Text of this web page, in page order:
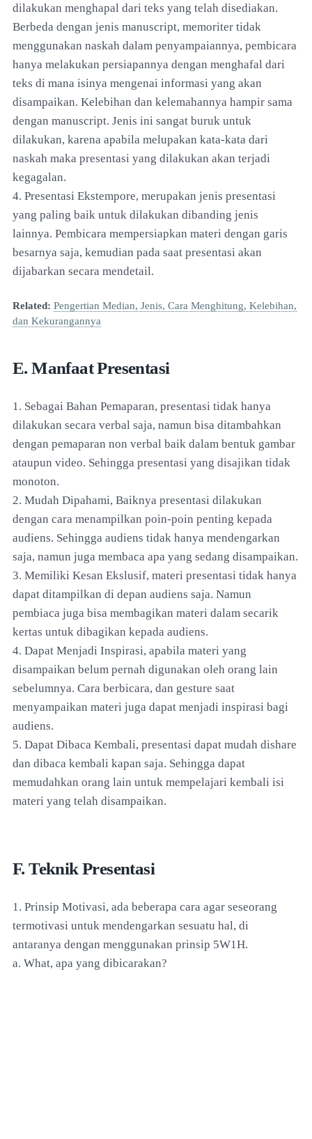
dilakukan menghapal dari teks yang telah disediakan.
Berbeda dengan jenis manuscript, memoriter tidak
menggunakan naskah dalam penyampaiannya, pembicara
hanya melakukan persiapannya dengan menghafal dari
teks di mana isinya mengenai informasi yang akan
disampaikan. Kelebihan dan kelemahannya hampir sama
dengan manuscript. Jenis ini sangat buruk untuk
dilakukan, karena apabila melupakan kata-kata dari
naskah maka presentasi yang dilakukan akan terjadi
kegagalan.
4. Presentasi Ekstempore, merupakan jenis presentasi
yang paling baik untuk dilakukan dibanding jenis
lainnya. Pembicara mempersiapkan materi dengan garis
besarnya saja, kemudian pada saat presentasi akan
dijabarkan secara mendetail.
Related: Pengertian Median, Jenis, Cara Menghitung, Kelebihan,
dan Kekurangannya
E. Manfaat Presentasi
1. Sebagai Bahan Pemaparan, presentasi tidak hanya
dilakukan secara verbal saja, namun bisa ditambahkan
dengan pemaparan non verbal baik dalam bentuk gambar
ataupun video. Sehingga presentasi yang disajikan tidak
monoton.
2. Mudah Dipahami, Baiknya presentasi dilakukan
dengan cara menampilkan poin-poin penting kepada
audiens. Sehingga audiens tidak hanya mendengarkan
saja, namun juga membaca apa yang sedang disampaikan.
3. Memiliki Kesan Ekslusif, materi presentasi tidak hanya
dapat ditampilkan di depan audiens saja. Namun
pembiaca juga bisa membagikan materi dalam secarik
kertas untuk dibagikan kepada audiens.
4. Dapat Menjadi Inspirasi, apabila materi yang
disampaikan belum pernah digunakan oleh orang lain
sebelumnya. Cara berbicara, dan gesture saat
menyampaikan materi juga dapat menjadi inspirasi bagi
audiens.
5. Dapat Dibaca Kembali, presentasi dapat mudah dishare
dan dibaca kembali kapan saja. Sehingga dapat
memudahkan orang lain untuk mempelajari kembali isi
materi yang telah disampaikan.
F. Teknik Presentasi
1. Prinsip Motivasi, ada beberapa cara agar seseorang
termotivasi untuk mendengarkan sesuatu hal, di
antaranya dengan menggunakan prinsip 5W1H.
a. What, apa yang dibicarakan?